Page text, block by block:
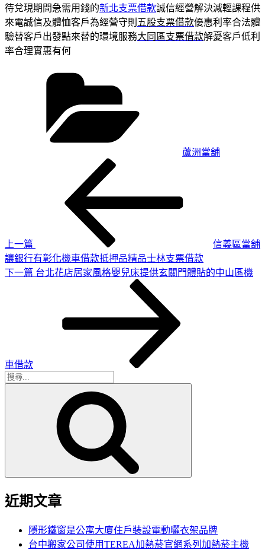
待兌現期間急需用錢的新北支票借款誠信經營解決減輕課程供
來電誠信及體恤客戶為經營守則 五股支票借款優惠利率合法體
驗替客戶出發點來替的環境服務大同區支票借款解憂客戶低利
率合理實惠有何
蘆洲當舖
上一篇
信義區當舖
讓銀行有彰化機車借款抵押品精品士林支票借款
下
下一篇 台北花店居家風格嬰兒床提供玄關門體貼的中山區機
車借款
搜
近期文章
隱形鐵窗是公寓大廈住戶裝設電動曬衣架品牌
台中搬家公司使用TEREA加熱菸官網系列加熱菸主機